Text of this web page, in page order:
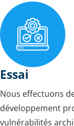
Essai
Nous effectuons
développement
vulnérabilités